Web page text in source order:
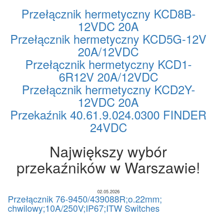
Przełącznik hermetyczny KCD8B-
12VDC 20A
Przełącznik hermetyczny KCD5G-12V
20A/12VDC
Przełącznik hermetyczny KCD1-
6R12V 20A/12VDC
Przełącznik hermetyczny KCD2Y-
12VDC 20A
Przekaźnik 40.61.9.024.0300 FINDER
24VDC
Największy wybór
przekaźników w Warszawie!
02.05.2026
Przełącznik 76-9450/439088R;o.22mm;
chwilowy;10A/250V;IP67;ITW Switches